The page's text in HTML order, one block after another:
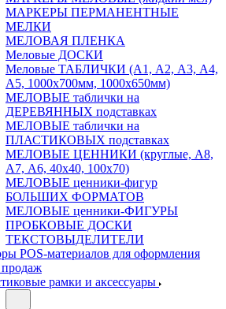
МАРКЕРЫ ПЕРМАНЕНТНЫЕ
МЕЛКИ
МЕЛОВАЯ ПЛЕНКА
Меловые ДОСКИ
Меловые ТАБЛИЧКИ (А1, А2, А3, А4,
А5, 1000х700мм, 1000х650мм)
МЕЛОВЫЕ таблички на
ДЕРЕВЯННЫХ подставках
МЕЛОВЫЕ таблички на
ПЛАСТИКОВЫХ подставках
МЕЛОВЫЕ ЦЕННИКИ (круглые, А8,
А7, А6, 40х40, 100х70)
МЕЛОВЫЕ ценники-фигур
БОЛЬШИХ ФОРМАТОВ
МЕЛОВЫЕ ценники-ФИГУРЫ
ПРОБКОВЫЕ ДОСКИ
ТЕКСТОВЫДЕЛИТЕЛИ
POS-материалов для оформления
продаж
рамки и аксессуары